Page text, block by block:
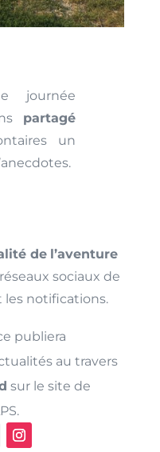
journée
partagé
un
de l’aventure
sociaux de
les notifications.
publiera
au travers
sur le site de